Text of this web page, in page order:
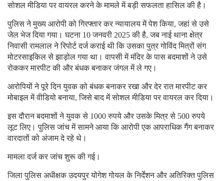
सोशल मीडिया पर वायरल करने के मामले में बड़ी सफलता हासिल की है।
पुलिस ने मुख्य आरोपी को गिरफ्तार कर न्यायालय में पेश किया, जहां से उसे
जेल भेज दिया गया। घटना 10 जनवरी 2025 की है, जब नाई थाना क्षेत्र
निवासी रामलाल ने रिपोर्ट दर्ज कराई थी कि उसका पुत्र गोविंद मित्रों संग
मोटरसाइकिल से झाड़ोल गया था। वापसी में मंदिर के पास बदमाशों ने उसे
रोककर मारपीट की और बंधक बनाकर जंगल में ले गए।
आरोपियों ने पूरे दिन युवक को बंधक बनाकर रखा और देर रात मारपीट कर
मोबाइल में वीडियो बनाया, जिसे बाद में सोशल मीडिया पर वायरल कर दिया।
इस दौरान बदमाशों ने युवक से 1000 रुपये और उसके मित्र से 500 रुपये
लूट लिए। पुलिस जांच में सामने आया कि आरोपी एक आपराधिक गैंग बनाकर
वारदातों को अंजाम दे रहे थे।
मामला दर्ज कर जांच शुरू की गई।
जिला पुलिस अधीक्षक उदयपुर योगेश गोयल के निर्देशन और अतिरिक्त पुलिस